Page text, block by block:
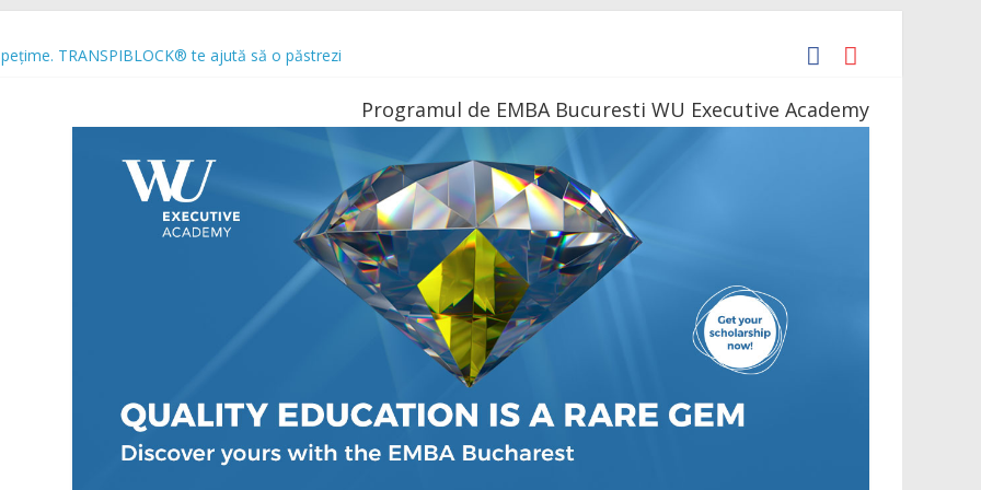
TRANSPIBLOCK® te ajută să o păstrezi
a timpului liber modelează preferințele românilor atunci când ies la o bere
Up și se extinde cu o nouă locație în București. Urmează o serie de alte 4 săli până la finele acestui an
a transformat muzica într-un univers cultural revine în august
Programul de EMBA Bucuresti WU Executive Academy